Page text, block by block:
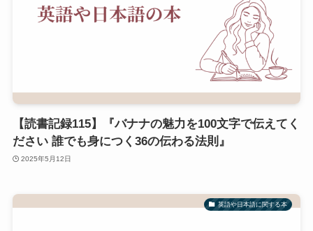
【読書記録115】『バナナの魅力を100文字で伝えてく
ださい 誰でも身につく36の伝わる法則』
2025年5月12日
英語や日本語に関する本